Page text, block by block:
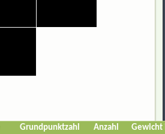
Grundpunktzahl Anzahl
Gewicht